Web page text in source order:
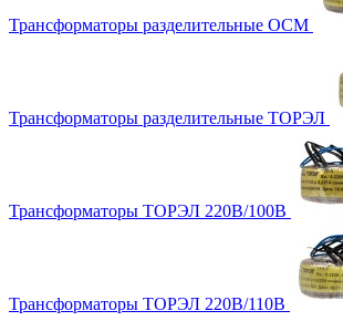
Трансформаторы разделительные ОСМ
Трансформаторы разделительные ТОРЭЛ
Трансформаторы ТОРЭЛ 220В/100В
Трансформаторы ТОРЭЛ 220В/110В